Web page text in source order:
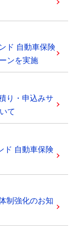
ド 自動車保険
ンを実施
り・申込みサ
て
ド 自動車保険
制強化のお知